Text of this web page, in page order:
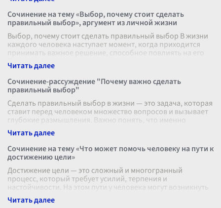
Сочинение на тему «Выбор, почему стоит сделать
правильный выбор», аргумент из личной жизни
Выбор, почему стоит сделать правильный выбор В жизни
каждого человека наступает момент, когда приходится
принимать важное решение, способное повлиять на его
будущее. Очень часто т
Сочинение-рассуждение "Почему важно сделать
правильный выбор"
Сделать правильный выбор в жизни — это задача, которая
ставит перед человеком множество вопросов и вызывает
глубокие размышления. Важно понять, что именно
подразумевается под «прав
Сочинение на тему «Что может помочь человеку на пути к
достижению цели»
Достижение цели — это сложный и многогранный
процесс, который требует усилий, терпения и
настойчивости. На этом пути у человека могут возникнуть
различные препятствия и трудности,